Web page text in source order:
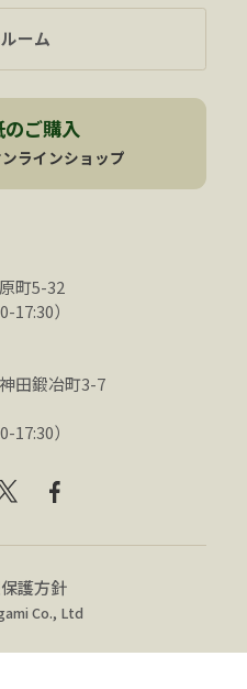
町5-32
17:30）
田鍛冶町3-7
17:30）
ーム
のご購入
ラインショップ
護方針
Co., Ltd